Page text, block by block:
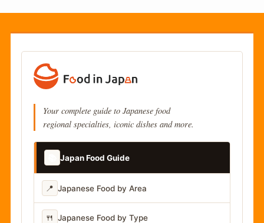
Your complete guide to Japanese food
regional specialties, iconic dishes and more.
Japan Food Guide
📍 Japanese Food by Area
🍴 Japanese Food by Type